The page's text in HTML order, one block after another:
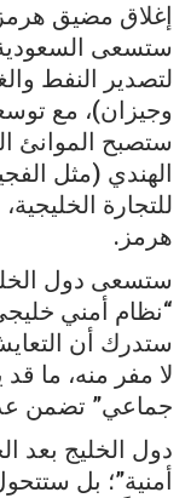
إغلاق مضيق
ستسعى
لتصدير النفط
وجيزان)، مع
ستصبح الموانئ
الهندي (مثل
للتجارة
هرمز.
ستسعى دول
“نظام أمني
ستدرك أن
لا مفر منه، ما
جماعي” تضمن عدم
دول الخليج بعد
أمنية”؛ بل